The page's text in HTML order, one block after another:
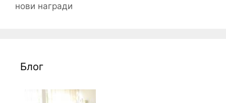
нови награди
Блог